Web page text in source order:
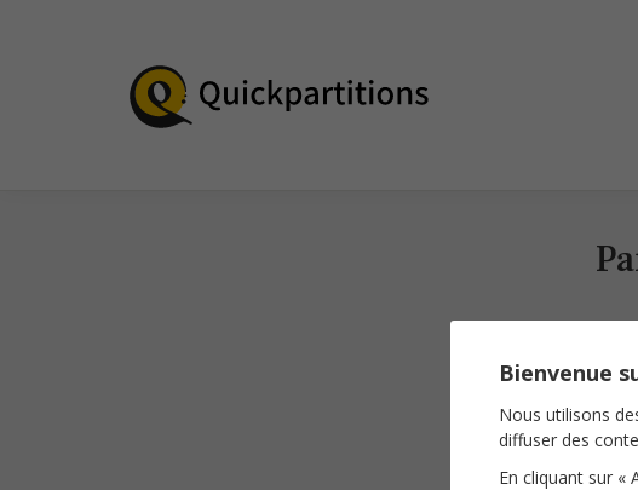
Bienvenue
Nous utilisons
diffuser des
En cliquant sur «